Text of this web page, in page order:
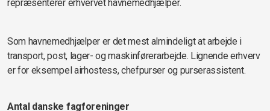
repræsenterer erhvervet havnemedhjælper.
Som havnemedhjælper er det mest almindeligt at arbejde i
transport, post, lager- og maskinførerarbejde. Lignende erhverv
er for eksempel airhostess, chefpurser og purserassistent.
Antal danske fagforeninger